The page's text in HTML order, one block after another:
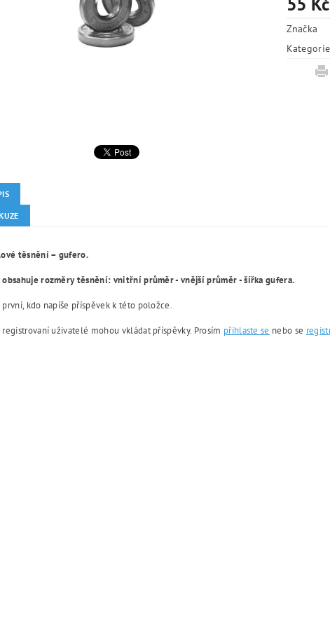
Značka
Kategorie
těsnění – gufero.
obsahuje rozměry těsnění: vnitřní průměr - vnější průměr - šířka gufera.
kdo napíše příspěvek k této položce.
registrovaní uživatelé mohou vkládat příspěvky. Prosím přihlaste se nebo se